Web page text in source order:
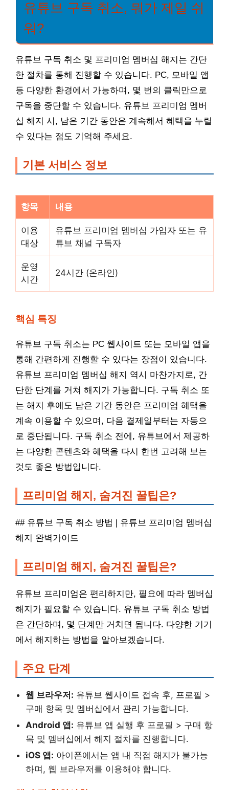
유튜브 구독 취소, 뭐가 제일 쉬
워?
유튜브 구독 취소 및 프리미엄 멤버십 해지는 간단
한 절차를 통해 진행할 수 있습니다. PC, 모바일 앱
등 다양한 환경에서 가능하며, 몇 번의 클릭만으로
구독을 중단할 수 있습니다. 유튜브 프리미엄 멤버
십 해지 시, 남은 기간 동안은 계속해서 혜택을 누릴
수 있다는 점도 기억해 주세요.
기본 서비스 정보
항목 내용
이용
대상
유튜브 프리미엄 멤버십 가입자 또는 유
튜브 채널 구독자
운영
시간
24시간 (온라인)
핵심 특징
유튜브 구독 취소는 PC 웹사이트 또는 모바일 앱을
통해 간편하게 진행할 수 있다는 장점이 있습니다.
유튜브 프리미엄 멤버십 해지 역시 마찬가지로, 간
단한 단계를 거쳐 해지가 가능합니다. 구독 취소 또
는 해지 후에도 남은 기간 동안은 프리미엄 혜택을
계속 이용할 수 있으며, 다음 결제일부터는 자동으
로 중단됩니다. 구독 취소 전에, 유튜브에서 제공하
는 다양한 콘텐츠와 혜택을 다시 한번 고려해 보는
것도 좋은 방법입니다.
프리미엄 해지, 숨겨진 꿀팁은?
## 유튜브 구독 취소 방법 | 유튜브 프리미엄 멤버십
해지 완벽가이드
프리미엄 해지, 숨겨진 꿀팁은?
유튜브 프리미엄은 편리하지만, 필요에 따라 멤버십
해지가 필요할 수 있습니다. 유튜브 구독 취소 방법
은 간단하며, 몇 단계만 거치면 됩니다. 다양한 기기
에서 해지하는 방법을 알아보겠습니다.
주요 단계
웹 브라우저: 유튜브 웹사이트 접속 후, 프로필 >
구매 항목 및 멤버십에서 관리 가능합니다.
Android 앱: 유튜브 앱 실행 후 프로필 > 구매 항
목 및 멤버십에서 해지 절차를 진행합니다.
iOS 앱: 아이폰에서는 앱 내 직접 해지가 불가능
하며, 웹 브라우저를 이용해야 합니다.